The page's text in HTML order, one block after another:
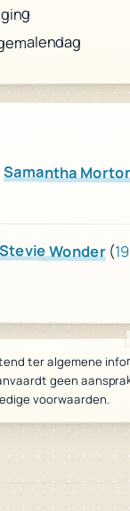
Samantha
Stevie Wonder(
ter algemene
geen
voorwaarden.